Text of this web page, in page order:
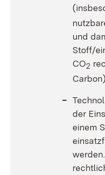
und
Stoff/
CO2
der
einem